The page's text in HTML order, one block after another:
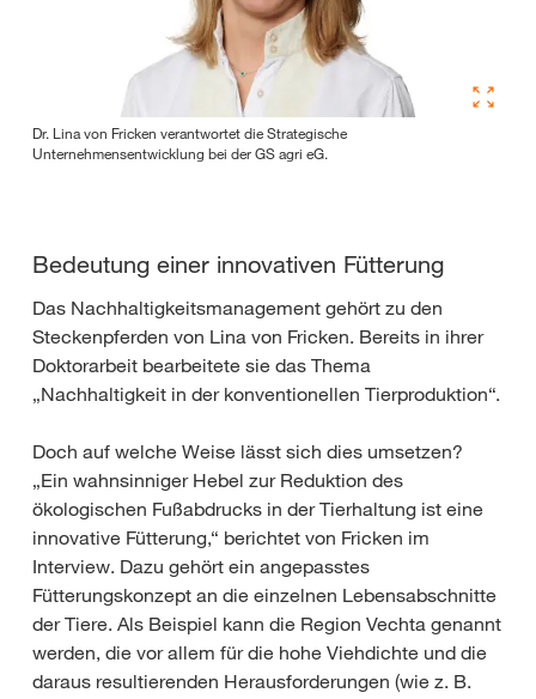
Dr. Lina von Fricken verantwortet die Strategische
Unternehmensentwicklung bei der GS agri eG.
Bedeutung einer innovativen Fütterung
Das Nachhaltigkeitsmanagement gehört zu den
Steckenpferden von Lina von Fricken. Bereits in ihrer
Doktorarbeit bearbeitete sie das Thema
„Nachhaltigkeit in der konventionellen Tierproduktion“.
Doch auf welche Weise lässt sich dies umsetzen?
„Ein wahnsinniger Hebel zur Reduktion des
ökologischen Fußabdrucks in der Tierhaltung ist eine
innovative Fütterung,“ berichtet von Fricken im
Interview. Dazu gehört ein angepasstes
Fütterungskonzept an die einzelnen Lebensabschnitte
der Tiere. Als Beispiel kann die Region Vechta genannt
werden, die vor allem für die hohe Viehdichte und die
daraus resultierenden Herausforderungen (wie z. B.